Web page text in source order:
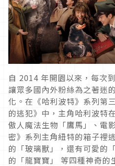
自 2014 年開園以來，每次
讓眾多國內外粉絲為之著迷
化。在《哈利波特》系列第
的逃犯》中，主角哈利波特
傲人魔法生物「鷹馬」、電
密》系列主角紐特的箱子裡
的「玻璃獸」，還有可愛的
的「龍寶寶」 等四種神奇的